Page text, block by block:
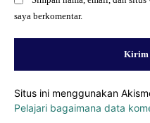
saya berkomentar.
Situs ini menggunakan
Pelajari bagaimana data